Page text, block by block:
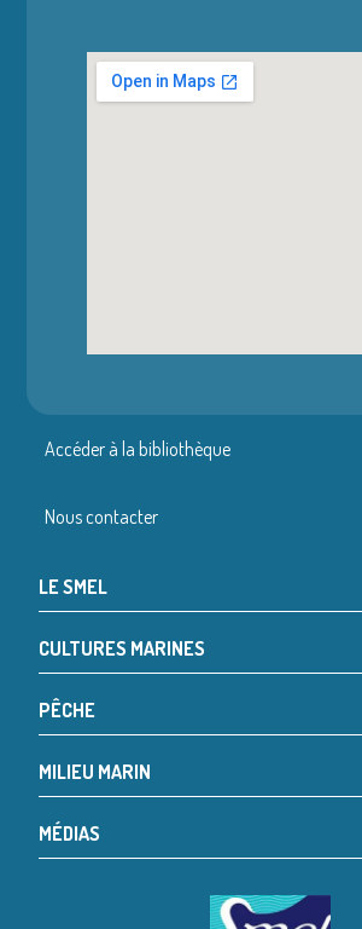
Accéder à la bibliothèque
Nous contacter
LE SMEL
CULTURES MARINES
PÊCHE
MILIEU MARIN
MÉDIAS